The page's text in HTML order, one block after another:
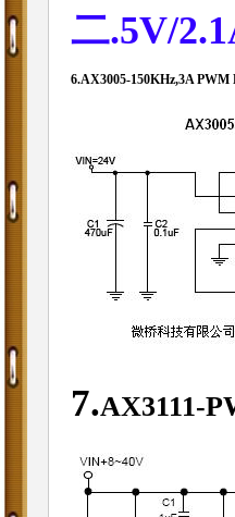
二.5V/
6.AX3005-150KHz,3A
7.AX3111-